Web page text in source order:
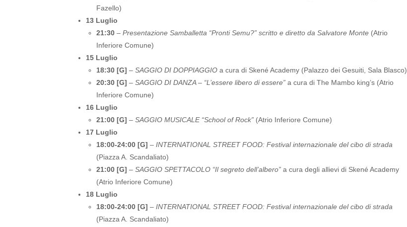
Fazello)
13 Luglio
21:30 – Presentazione Samballetta “Pronti Semu?” scritto e diretto da Salvatore Monte (Atrio
Inferiore Comune)
15 Luglio
18:30 [G] – SAGGIO DI DOPPIAGGIO a cura di Skené Academy (Palazzo dei Gesuiti, Sala Blasco)
20:30 [G] – SAGGIO DI DANZA – “L’essere libero di essere” a cura di The Mambo king’s (Atrio
Inferiore Comune)
16 Luglio
21:00 [G] – SAGGIO MUSICALE “School of Rock” (Atrio Inferiore Comune)
17 Luglio
18:00-24:00 [G] – INTERNATIONAL STREET FOOD: Festival internazionale del cibo di strada
(Piazza A. Scandaliato)
21:00 [G] – SAGGIO SPETTACOLO “Il segreto dell’albero” a cura degli allievi di Skené Academy
(Atrio Inferiore Comune)
18 Luglio
18:00-24:00 [G] – INTERNATIONAL STREET FOOD: Festival internazionale del cibo di strada
(Piazza A. Scandaliato)